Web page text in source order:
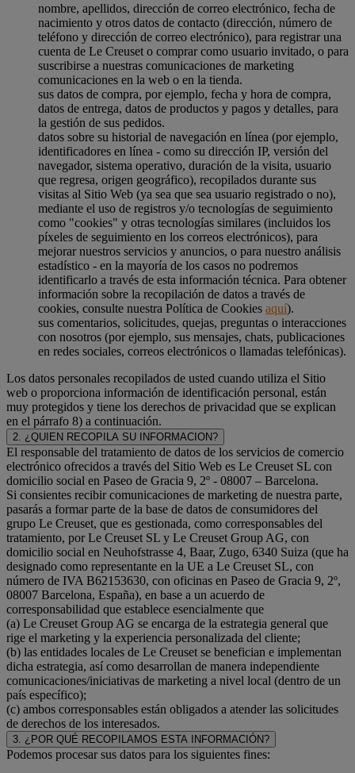
nombre, apellidos, dirección de correo electrónico, fecha de
nacimiento y otros datos de contacto (dirección, número de
teléfono y dirección de correo electrónico), para registrar una
cuenta de Le Creuset o comprar como usuario invitado, o para
suscribirse a nuestras comunicaciones de marketing
comunicaciones en la web o en la tienda.
sus datos de compra, por ejemplo, fecha y hora de compra,
datos de entrega, datos de productos y pagos y detalles, para
la gestión de sus pedidos.
datos sobre su historial de navegación en línea (por ejemplo,
identificadores en línea - como su dirección IP, versión del
navegador, sistema operativo, duración de la visita, usuario
que regresa, origen geográfico), recopilados durante sus
visitas al Sitio Web (ya sea que sea usuario registrado o no),
mediante el uso de registros y/o tecnologías de seguimiento
como "cookies" y otras tecnologías similares (incluidos los
píxeles de seguimiento en los correos electrónicos), para
mejorar nuestros servicios y anuncios, o para nuestro análisis
estadístico - en la mayoría de los casos no podremos
identificarlo a través de esta información técnica. Para obtener
información sobre la recopilación de datos a través de
cookies, consulte nuestra Política de Cookies aquí).
sus comentarios, solicitudes, quejas, preguntas o interacciones
con nosotros (por ejemplo, sus mensajes, chats, publicaciones
en redes sociales, correos electrónicos o llamadas telefónicas).
Los datos personales recopilados de usted cuando utiliza el Sitio
web o proporciona información de identificación personal, están
muy protegidos y tiene los derechos de privacidad que se explican
en el párrafo 8) a continuación.
2. ¿QUIEN RECOPILA SU INFORMACION?
El responsable del tratamiento de datos de los servicios de comercio
electrónico ofrecidos a través del Sitio Web es Le Creuset SL con
domicilio social en Paseo de Gracia 9, 2º - 08007 – Barcelona.
Si consientes recibir comunicaciones de marketing de nuestra parte,
pasarás a formar parte de la base de datos de consumidores del
grupo Le Creuset, que es gestionada, como corresponsables del
tratamiento, por Le Creuset SL y Le Creuset Group AG, con
domicilio social en Neuhofstrasse 4, Baar, Zugo, 6340 Suiza (que ha
designado como representante en la UE a Le Creuset SL, con
número de IVA B62153630, con oficinas en Paseo de Gracia 9, 2º,
08007 Barcelona, España), en base a un acuerdo de
corresponsabilidad que establece esencialmente que
(a) Le Creuset Group AG se encarga de la estrategia general que
rige el marketing y la experiencia personalizada del cliente;
(b) las entidades locales de Le Creuset se benefician e implementan
dicha estrategia, así como desarrollan de manera independiente
comunicaciones/iniciativas de marketing a nivel local (dentro de un
país específico);
(c) ambos corresponsables están obligados a atender las solicitudes
de derechos de los interesados.
3. ¿POR QUÉ RECOPILAMOS ESTA INFORMACIÓN?
Podemos procesar sus datos para los siguientes fines: